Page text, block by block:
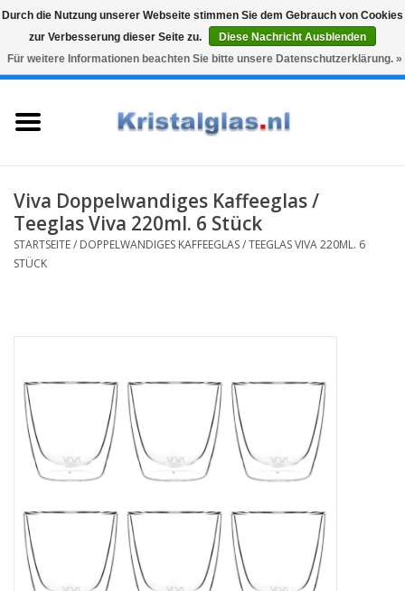
Snelle levering
Graveren
0 Artikel - €0,00
Karaffen
Glasgravur fur karaffe und
weinglaser
Kaffee & Tee
Bar & Wein
Viva Doppelwandiges Kaffeeglas /
Teeglas Viva 220ml. 6 Stück
STARTSEITE/ DOPPELWANDIGES KAFFEEGLAS / TEEGLAS VIVA 220ML. 6
STÜCK
Durch die Nutzung unserer Webseite stimmen Sie dem Gebrauch von Cookies
zur Verbesserung dieser Seite zu.
Diese Nachricht Ausblenden
Für weitere Informationen beachten Sie bitte unsere Datenschutzerklärung. »